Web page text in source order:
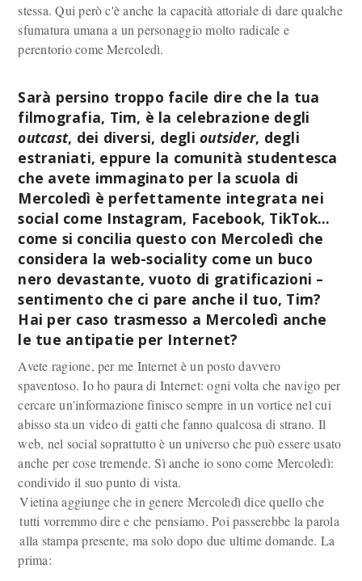
stessa. Qui però c'è anche la capacità attoriale di dare qualche
sfumatura umana a un personaggio molto radicale e
perentorio come Mercoledì.
Sarà persino troppo facile dire che la tua
filmografia, Tim, è la celebrazione degli
outcast, dei diversi, deglioutsider, degli
estraniati, eppure la comunità studentesca
che avete immaginato per la scuola di
Mercoledì è perfettamente integrata nei
social come Instagram, Facebook, TikTok…
come si concilia questo con Mercoledì che
considera la web-sociality come un buco
nero devastante, vuoto di gratificazioni –
sentimento che ci pare anche il tuo, Tim?
Hai per caso trasmesso a Mercoledì anche
le tue antipatie per Internet?
Avete ragione, per me Internet è un posto davvero
spaventoso. Io ho paura di Internet: ogni volta che navigo per
cercare un'informazione finisco sempre in un vortice nel cui
abisso sta un video di gatti che fanno qualcosa di strano. Il
web, nel social soprattutto è un universo che può essere usato
anche per cose tremende. Sì anche io sono come Mercoledì:
condivido il suo punto di vista.
Vietina aggiunge che in genere Mercoledì dice quello che
tutti vorremmo dire e che pensiamo. Poi passerebbe la parola
alla stampa presente, ma solo dopo due ultime domande. La
prima: